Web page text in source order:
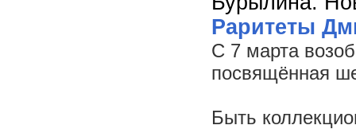
Раритеты
С 7 марта
посвящённая
Быть